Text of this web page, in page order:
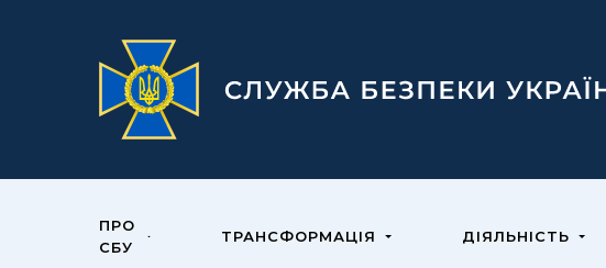
ПРО
СБУ
ТРАНСФОРМАЦІЯ ДІЯЛЬНІСТЬ